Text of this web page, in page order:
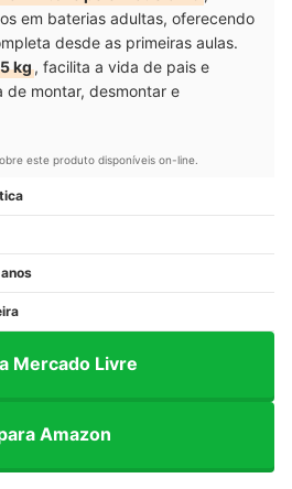
em baterias adultas, oferecendo
desde as primeiras aulas.
kg, facilita a vida de pais e
de montar, desmontar e
este produto disponíveis on-line.
Mercado Livre
Amazon